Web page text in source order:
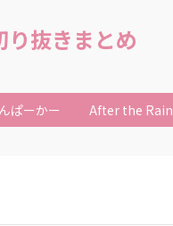
り抜きまとめ
ぱーかー After the Rain